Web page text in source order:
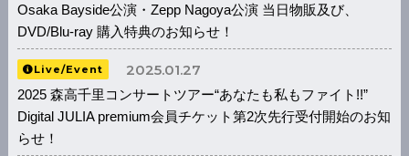
Osaka Bayside公演・Zepp Nagoya公演 当日物販及び、
DVD/Blu-ray 購入特典のお知らせ！
Live/Event 2025.01.27
2025 森高千里コンサートツアー“あなたも私もファイト!!”
Digital JULIA premium会員チケット第2次先行受付開始のお知
らせ！